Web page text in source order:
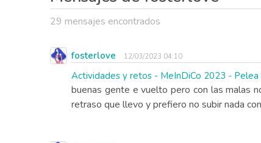
29 mensajes encontrados
fosterlove 12/03/2023 04:10
Actividades y retos - MeInDiCo 2023 -
buenas gente e vuelto pero con las malas
retraso que llevo y prefiero no subir nada